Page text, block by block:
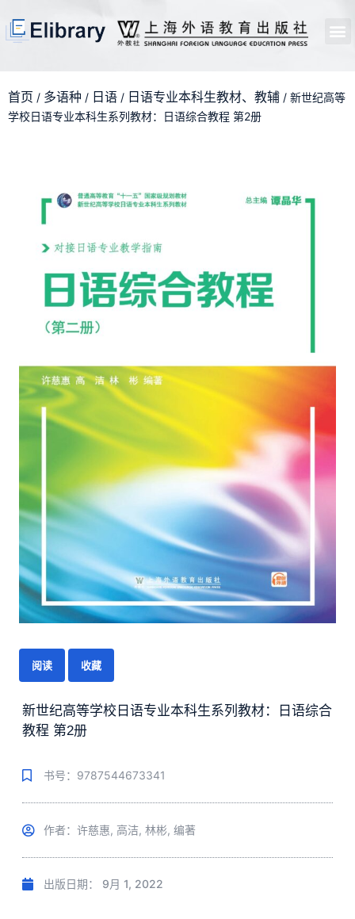
首页 / 多语种 / 日语 / 日语专业本科生教材、教辅 / 新世纪高等
学校日语专业本科生系列教材：日语综合教程 第2册
阅读 收藏
新世纪高等学校日语专业本科生系列教材：日语综合
教程 第2册
书号：9787544673341
作者：许慈惠, 高洁, 林彬, 编著
出版日期： 9月 1, 2022